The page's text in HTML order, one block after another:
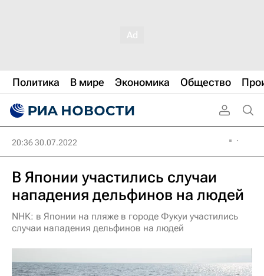
Политика В мире Экономика Общество
20:36 30.07.2022
В Японии участились случаи
нападения дельфинов на людей
NHK: в Японии на пляже в городе Фукуи участились
случаи нападения дельфинов на людей